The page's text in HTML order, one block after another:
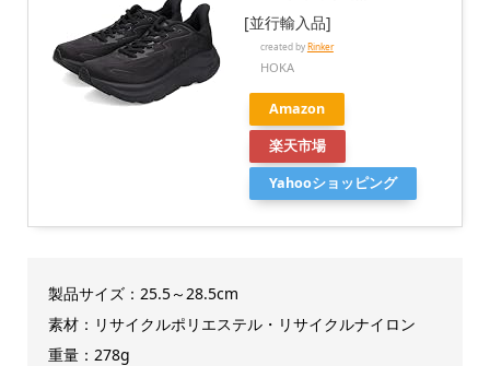
[並行輸入品]
created byRinker
HOKA
Amazon
楽天市場
Yahooショッピング
製品サイズ：25.5～28.5cm
素材：リサイクルポリエステル・リサイクルナイロン
重量：278g